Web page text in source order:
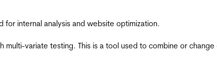
for internal analysis and website optimization.
multi-variate testing. This is a tool used to combine or